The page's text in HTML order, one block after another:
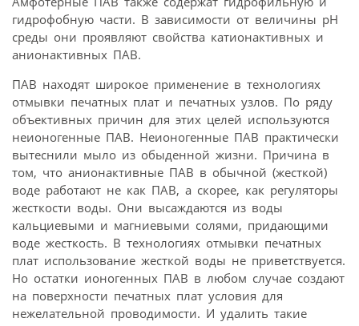
гидрофобную части. В зависимости от величины рН
среды они проявляют свойства катионактивных и
анионактивных ПАВ.
ПАВ находят широкое применение в технологиях
отмывки печатных плат и печатных узлов. По ряду
объективных причин для этих целей используются
неионогенные ПАВ. Неионогенные ПАВ практически
вытеснили мыло из обыденной жизни. Причина в
том, что анионактивные ПАВ в обычной (жесткой)
воде работают не как ПАВ, а скорее, как регуляторы
жесткости воды. Они высаждаются из воды
кальциевыми и магниевыми солями, придающими
воде жесткость. В технологиях отмывки печатных
плат использование жесткой воды не приветствуется.
Но остатки ионогенных ПАВ в любом случае создают
на поверхности печатных плат условия для
нежелательной проводимости. И удалить такие